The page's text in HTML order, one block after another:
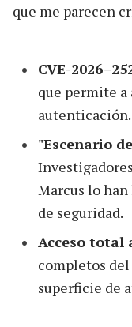
que me parecen
CVE-
que permite a
autenticación.
"Escenario
Marcus lo
de seguridad.
Acceso total
completos del
superficie de